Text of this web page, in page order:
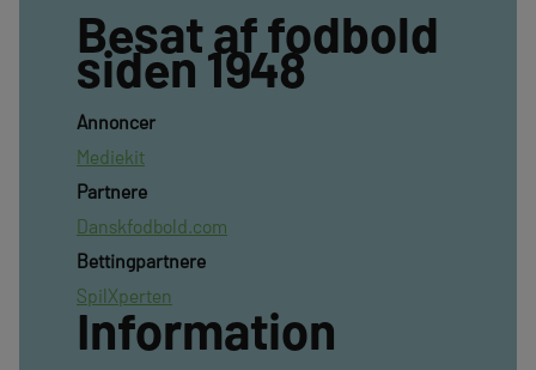
Besat af fodbold
siden 1948
Annoncer
Mediekit
Partnere
Danskfodbold.com
Bettingpartnere
SpilXperten
Information